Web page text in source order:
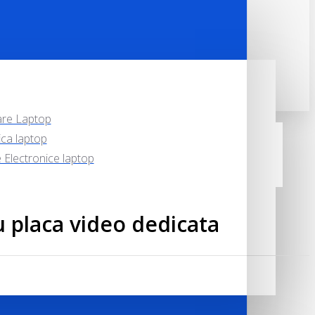
Laptop
laptop
Electronice laptop
placa video dedicata